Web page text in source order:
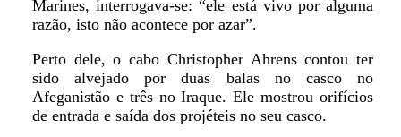
Marines, interrogava-se: “ele está vivo por alguma
razão, isto não acontece por azar”.
Perto dele, o cabo Christopher Ahrens contou ter
sido alvejado por duas balas no casco no
Afeganistão e três no Iraque. Ele mostrou orifícios
de entrada e saída dos projéteis no seu casco.